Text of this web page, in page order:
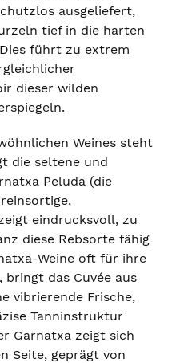
ausgeliefert,
tief in die harten
führt zu extrem
dieser wilden
Weines steht
die seltene und
Peluda (die
eindrucksvoll, zu
diese Rebsorte fähig
Weine oft für ihre
bringt das Cuvée aus
vibrierende Frische,
Tanninstruktur
Garnatxa zeigt sich
Seite, geprägt von